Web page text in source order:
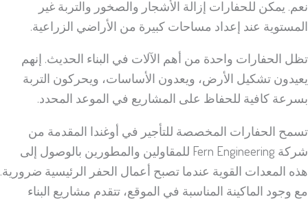
نعم. يمكن للحفارات إزالة الأشجار والصخور والتربة غير
المستوية عند إعداد مساحات كبيرة من الأراضي الزراعية.
تظل الحفارات واحدة من أهم الآلات في البناء الحديث. إنهم
يعيدون تشكيل الأرض، ويعدون الأساسات، ويحركون التربة
بسرعة كافية للحفاظ على المشاريع في الموعد المحدد.
تسمح الحفارات المخصصة للتأجير في أوغندا المقدمة من
شركة Fern Engineering للمقاولين والمطورين بالوصول إلى
هذه المعدات القوية عندما تصبح أعمال الحفر الرئيسية ضرورية.
مع وجود الماكينة المناسبة في الموقع، تتقدم مشاريع البناء